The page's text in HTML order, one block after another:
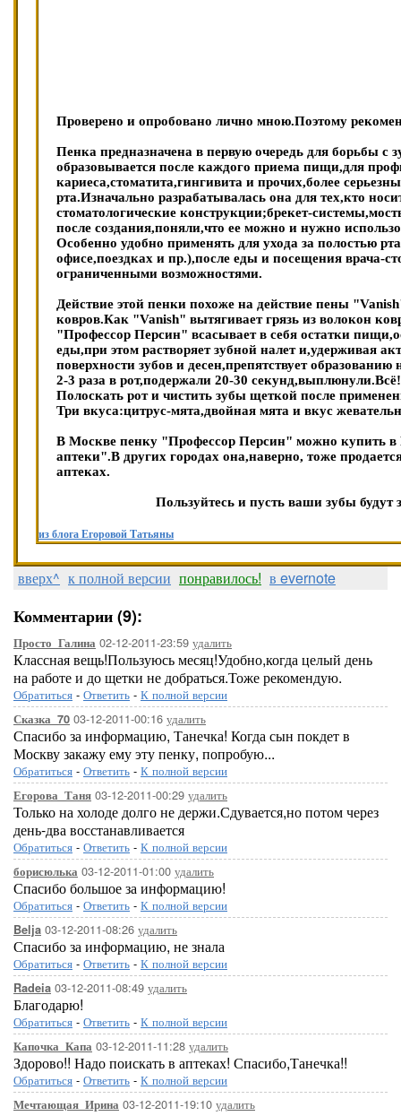
Проверено и опробовано лично мною.Поэтому
Пенка предназначена в первую очередь для борьбы с
образовывается после каждого приема пищи,для
кариеса,стоматита,гингивита и прочих,более
рта.Изначально разрабатывалась она для тех,кто
стоматологические конструкции;брекет-
после создания,поняли,что ее можно и нужно
Особенно удобно применять для ухода за полостью
офисе,поездках и пр.),после еды и посещения врача-
ограниченными возможностями.
Действие этой пенки похоже на действие пены
ковров.Как "Vanish" вытягивает грязь из волокон
"Профессор Персин" всасывает в себя остатки
еды,при этом растворяет зубной налет и,удерживая
поверхности зубов и десен,препятствует
2-3 раза в рот,подержали 20-30
Полоскать рот и чистить зубы щеткой после
Три вкуса:цитрус-мята,двойная мята и вкус
В Москве пенку "Профессор Персин" можно купить
аптеки".В других городах она,наверно, тоже
аптеках.
Пользуйтесь и пусть ваши зубы будут
из блога Егоровой Татьяны
вверх^ к полной версии понравилось! в evernote
Комментарии (9):
Просто_Галина 02-12-2011-23:59 удалить
Классная вещь!Пользуюсь месяц!Удобно,когда целый день
на работе и до щетки не добраться.Тоже рекомендую.
Обратиться - Ответить - К полной версии
Сказка_70 03-12-2011-00:16 удалить
Спасибо за информацию, Танечка! Когда сын покдет в
Москву закажу ему эту пенку, попробую...
Обратиться - Ответить - К полной версии
Егорова_Таня 03-12-2011-00:29 удалить
Только на холоде долго не держи.Сдувается,но потом через
день-два восстанавливается
Обратиться - Ответить - К полной версии
борисюлька 03-12-2011-01:00 удалить
Спасибо большое за информацию!
Обратиться - Ответить - К полной версии
Belja 03-12-2011-08:26 удалить
Спасибо за информацию, не знала
Обратиться - Ответить - К полной версии
Radeia 03-12-2011-08:49 удалить
Благодарю!
Обратиться - Ответить - К полной версии
Капочка_Капа 03-12-2011-11:28 удалить
Здорово!! Надо поискать в аптеках! Спасибо,Танечка!!
Обратиться - Ответить - К полной версии
Мечтающая_Ирина 03-12-2011-19:10 удалить